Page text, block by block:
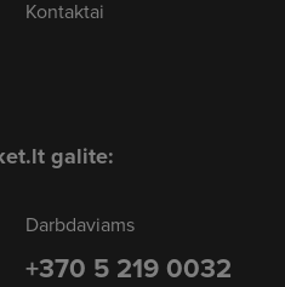
Kontaktai
galite:
Darbdaviams
+370 5 219 0032